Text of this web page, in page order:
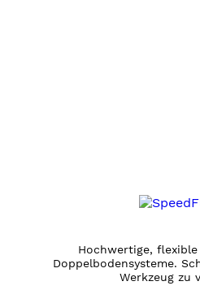
Hochwertige,
Doppelbodensysteme.
Werkzeug zu